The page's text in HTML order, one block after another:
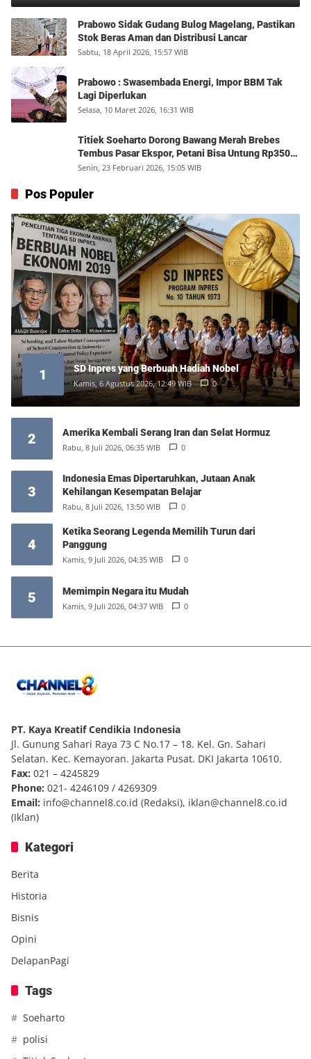
Prabowo Sidak Gudang Bulog Magelang, Pastikan
Stok Beras Aman dan Distribusi Lancar
Sabtu, 18 April 2026, 15:57 WIB
Prabowo : Swasembada Energi, Impor BBM Tak
Lagi Diperlukan
Selasa, 10 Maret 2026, 16:31 WIB
Titiek Soeharto Dorong Bawang Merah Brebes
Tembus Pasar Ekspor, Petani Bisa Untung Rp350
Juta per Hektare
Senin, 23 Februari 2026, 15:05 WIB
Pos Populer
1 SD Inpres yang Berbuah Hadiah Nobel
Kamis, 6 Agustus 2026, 12:49 WIB 0
2 Amerika Kembali Serang Iran dan Selat Hormuz
Rabu, 8 Juli 2026, 06:35 WIB 0
3
Indonesia Emas Dipertaruhkan, Jutaan Anak
Kehilangan Kesempatan Belajar
Rabu, 8 Juli 2026, 13:50 WIB 0
4
Ketika Seorang Legenda Memilih Turun dari
Panggung
Kamis, 9 Juli 2026, 04:35 WIB 0
5 Memimpin Negara itu Mudah
Kamis, 9 Juli 2026, 04:37 WIB 0
PT. Kaya Kreatif Cendikia Indonesia
Jl. Gunung Sahari Raya 73 C No.17 – 18. Kel. Gn. Sahari
Selatan. Kec. Kemayoran. Jakarta Pusat. DKI Jakarta 10610.
Fax: 021 – 4245829
Phone: 021- 4246109 / 4269309
Email: info@channel8.co.id (Redaksi), iklan@channel8.co.id
(Iklan)
Kategori
Berita
Historia
Bisnis
Opini
DelapanPagi
Tags
Soeharto
polisi